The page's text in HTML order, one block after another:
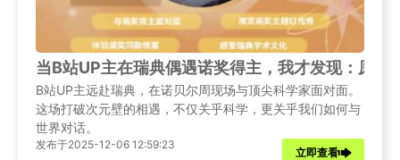
当B站UP主在瑞典偶遇诺奖得主，我才发现：原来
B站UP主远赴瑞典，在诺贝尔周现场与顶尖科学家面对面。
这场打破次元壁的相遇，不仅关乎科学，更关乎我们如何与
世界对话。
发布于2025-12-06 12:59:23
立即查看